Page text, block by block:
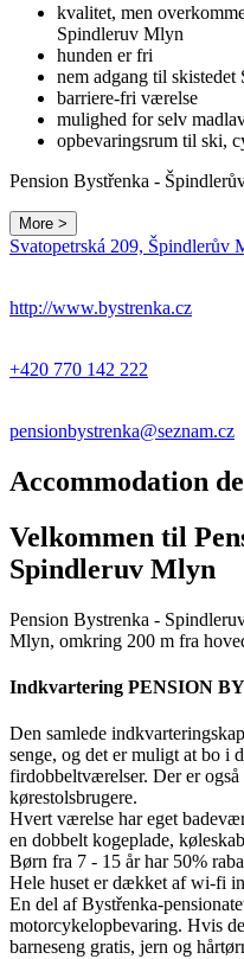
kvalitet, men
Spindleruv Mlyn
hunden er fri
nem adgang til skistedet
barriere-fri værelse
mulighed for selv
opbevaringsrum til ski,
Pension Bystřenka -
More >
Svatopetrská 209, Špindlerův
http://www.bystrenka.cz
+420 770 142 222
pensionbystrenka@seznam.cz
Accommodation
Velkommen til
Spindleruv Mlyn
Pension Bystrenka -
Mlyn, omkring 200 m fra
Indkvartering PENSION
Den samlede
senge, og det er muligt at bo i
firdobbeltværelser. Der er
kørestolsbrugere.
Hvert værelse har eget
en dobbelt kogeplade,
Børn fra 7 - 15 år har 50%
Hele huset er dækket af wi-fi
En del af Bystřenka-
motorcykelopbevaring. Hvis
barneseng gratis, jern og